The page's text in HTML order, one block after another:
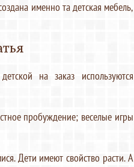
именно та детская мебель,
на заказ используются
пробуждение; веселые игры
Дети имеют свойство расти. А